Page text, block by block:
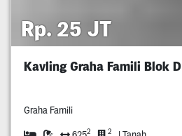
Rp. 25 JT
Kavling Graha Famili Blok D
Graha Famili
2 2